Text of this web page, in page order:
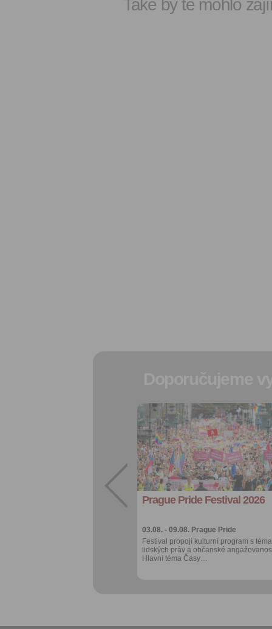
Také by tě mohlo
Prague Pride Festival 2026
03.08. - 09.08. Prague Pride
Festival propojí kulturní program s
lidských práv a občanské
Hlavní téma Časy…
Přidat do
oblíbených
Sdílet:
Facebook
export do
kalendáře
Více výhod pro